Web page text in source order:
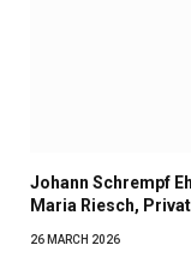
Johann Schrempf
Maria Riesch,
26 MARCH 2026